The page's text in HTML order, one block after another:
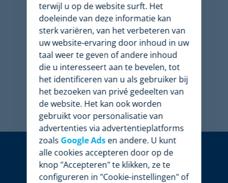
terwijl u op de website surft. Het
doeleinde van deze informatie kan
sterk variëren, van het verbeteren van
uw website-ervaring door inhoud in uw
taal weer te geven of andere inhoud
die u interesseert aan te bevelen, tot
het identificeren van u als gebruiker bij
het bezoeken van privé gedeelten van
de website. Het kan ook worden
gebruikt voor personalisatie van
advertenties via advertentieplatforms
zoals Google Adsen andere. U kunt
alle cookies accepteren door op de
knop "Accepteren" te klikken, ze te
configureren in "Cookie-instellingen" of